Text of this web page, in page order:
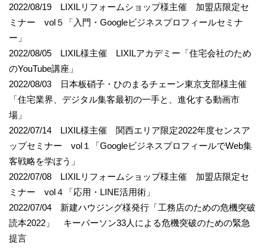
2022/08/19 LIXILリフォームショップ様主催 加盟店限定セ
ミナー vol５「入門・Googleビジネスプロフィールセミナ
ー」
2022/08/05 LIXIL様主催 LIXILアカデミー「住宅会社のため
のYouTube講座」
2022/08/03 日本板硝子・ひのまるチェーン東京支部様主催
「住宅業界、デジタル集客最初の一手と、進化する動画市
場」
2022/07/14 LIXIL様主催 関西エリア限定2022年度センスア
ップセミナー vol１「GoogleビジネスプロフィールでWeb集
客戦略を学ぼう」
2022/07/08 LIXILリフォームショップ様主催 加盟店限定セ
ミナー vol４「応用・LINE活用術」
2022/07/04 新建ハウジング様発行「工務店のための危機突破
読本2022」 キーパーソン33人による危機突破のための緊急
提言